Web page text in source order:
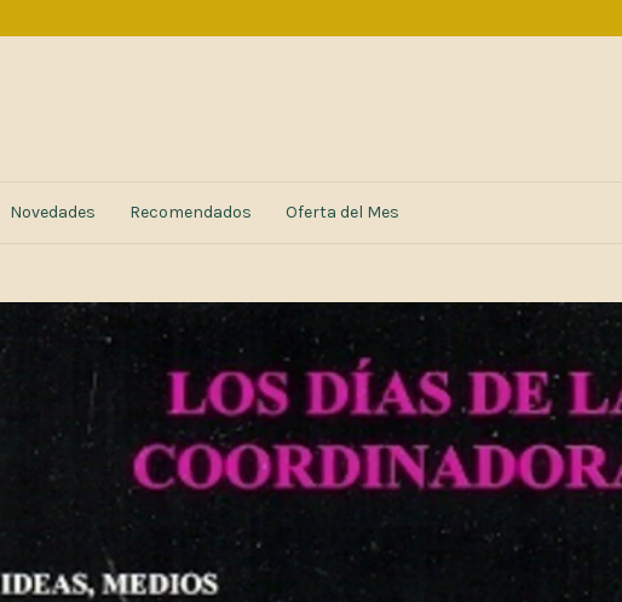
Novedades Recomendados Oferta del Mes